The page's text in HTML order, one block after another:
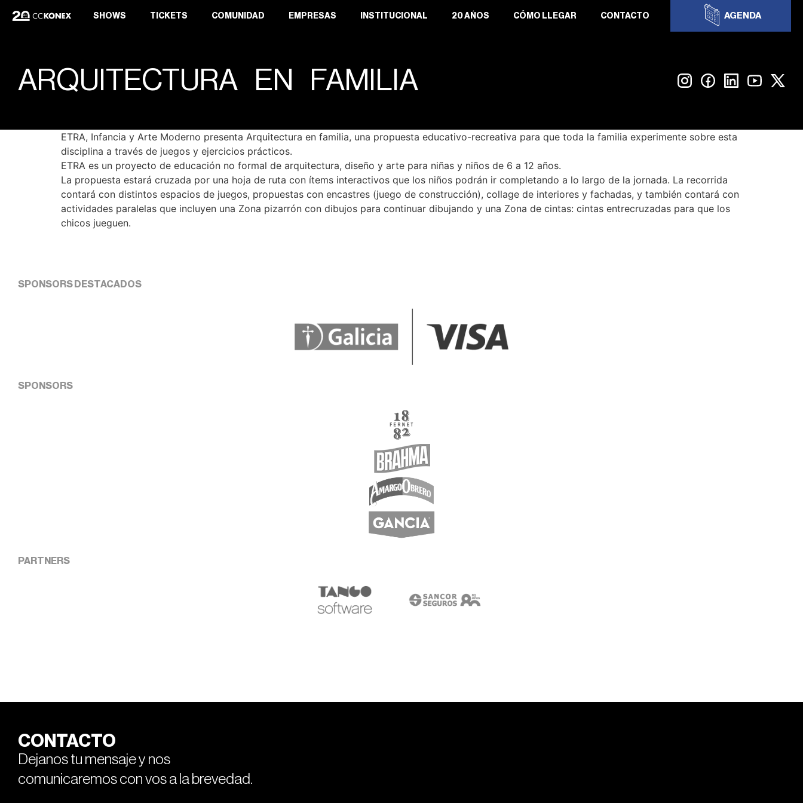
SHOWS TICKETS COMUNIDAD EMPRESAS INSTITUCIONAL 20 AÑOS CÓMO LLEGAR CONTACTO AGENDA
ARQUITECTURA EN FAMILIA
ETRA, Infancia y Arte Moderno presenta Arquitectura en familia, una propuesta educativo-recreativa para que toda la familia experimente sobre esta
disciplina a través de juegos y ejercicios prácticos.
ETRA es un proyecto de educación no formal de arquitectura, diseño y arte para niñas y niños de 6 a 12 años.
La propuesta estará cruzada por una hoja de ruta con ítems interactivos que los niños podrán ir completando a lo largo de la jornada. La recorrida
contará con distintos espacios de juegos, propuestas con encastres (juego de construcción), collage de interiores y fachadas, y también contará con
actividades paralelas que incluyen una Zona pizarrón con dibujos para continuar dibujando y una Zona de cintas: cintas entrecruzadas para que los
chicos jueguen.
SPONSORS DESTACADOS
SPONSORS
PARTNERS
CONTACTO
Dejanos tu mensaje y nos
comunicaremos con vos a la brevedad.